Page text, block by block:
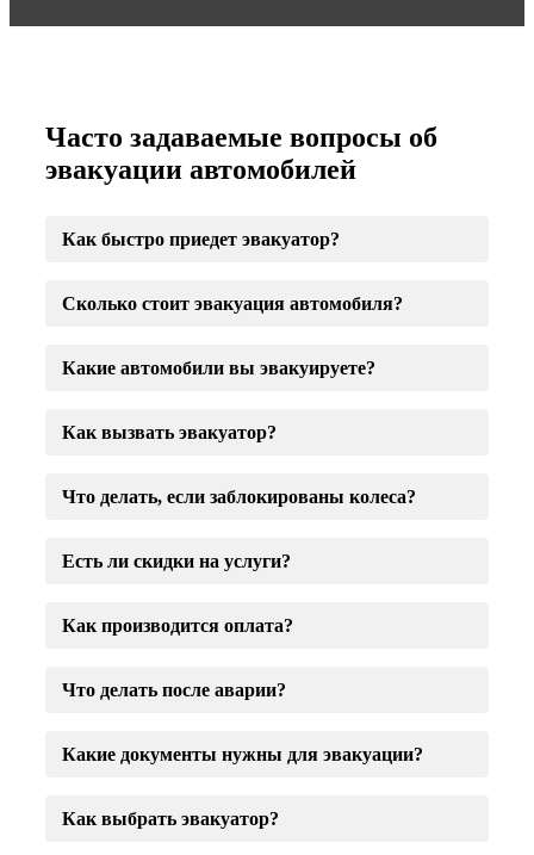
Часто задаваемые вопросы об
эвакуации автомобилей
Как быстро приедет эвакуатор?
Сколько стоит эвакуация автомобиля?
Какие автомобили вы эвакуируете?
Как вызвать эвакуатор?
Что делать, если заблокированы колеса?
Есть ли скидки на услуги?
Как производится оплата?
Что делать после аварии?
Какие документы нужны для эвакуации?
Как выбрать эвакуатор?